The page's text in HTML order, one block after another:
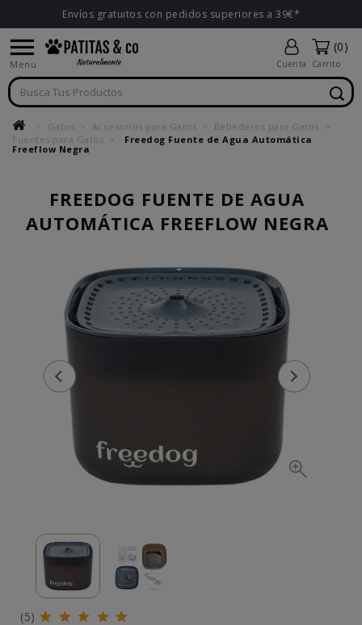
Envíos gratuitos con pedidos superiores a 39€*

Menu Cuenta
(0)
Carrito
Gatos Accesorios para Gatos
Bebederos para Gatos
Fuentes para Gatos
Freedog Fuente de Agua Automática
Freeflow Negra
FREEDOG FUENTE DE AGUA
AUTOMÁTICA FREEFLOW NEGRA
(5)